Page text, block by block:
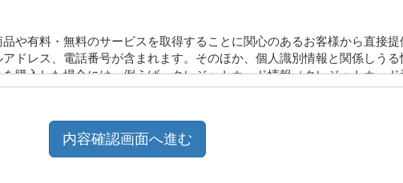
や有料・無料のサービスを取得することに関心のあるお客様から直接提
ドレス、電話番号が含まれます。そのほか、個人識別情報と関係しう
購入した場合には、例えば、クレジットカード情報（クレジットカー
サービス又は商品の種類がわかります。弊社はお客様がウェブサイト
めにITを用いて情報を収集します。例えば、お客様が弊社のサイトのい